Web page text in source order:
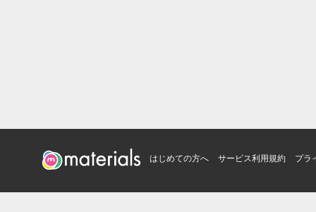
はじめての方へ サービス利用規約 プラ